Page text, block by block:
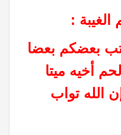
الغيبة :
بعضكم بعضا
أخيه ميتا
الله تواب